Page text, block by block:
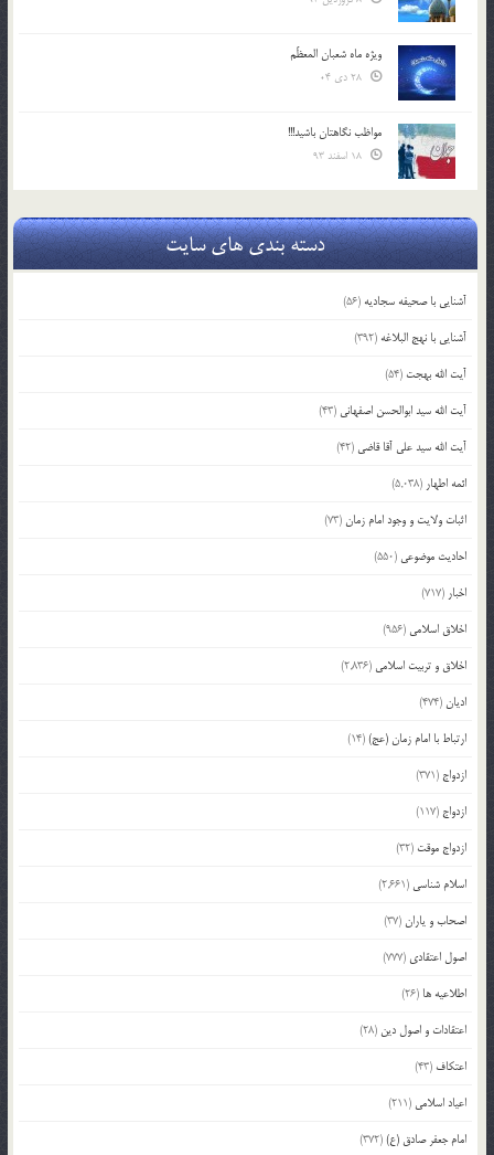
ویژه ماه شعبان المعظّم
مواظب نگاهتان باشید!!!
دسته بندی های سایت
آشنایی با صحیفه سجادیه (56)
آشنایی با نهج البلاغه (392)
آیت الله بهجت (54)
آیت الله سید ابوالحسن اصفهانی (43)
آیت الله سید علی آقا قاضی (42)
ائمه اطهار (5,038)
اثبات ولایت و وجود امام زمان(73)
احادیث موضوعی (550)
اخبار (717)
اخلاق اسلامی (956)
اخلاق و تربیت اسلامی (2,836)
ادیان(474)
ارتباط با امام زمان (عج)(14)
ازدواج (371)
ازدواج (117)
ازدواج موقت (32)
اسلام شناسی (2,661)
اصحاب و یاران(37)
اصول اعتقادی (777)
اطلاعیه ها (26)
اعتقادات و اصول دین (28)
اعتکاف (43)
اعیاد اسلامی (211)
امام جعفر صادق (ع)(372)